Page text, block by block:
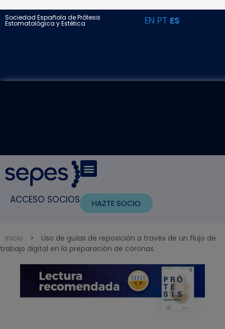
Sociedad Española de Prótesis
Estomatológica y Estética EN PT ES
ACCESO SOCIOS HAZTE SOCIO
Inicio >
Uso de guías de reposición a través de un flujo de
trabajo digital en la preparación de coronas